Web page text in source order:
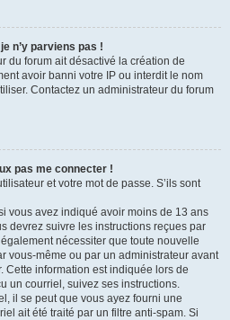
n’y parviens pas !
du forum ait désactivé la création de
avoir banni votre IP ou interdit le nom
Contactez un administrateur du forum
pas me connecter !
et votre mot de passe. S’ils sont
vous avez indiqué avoir moins de 13 ans
devrez suivre les instructions reçues par
nécessiter que toute nouvelle
vous-même ou par un administrateur avant
Cette information est indiquée lors de
un courriel, suivez ses instructions.
il se peut que vous ayez fourni une
ait été traité par un filtre anti-spam. Si